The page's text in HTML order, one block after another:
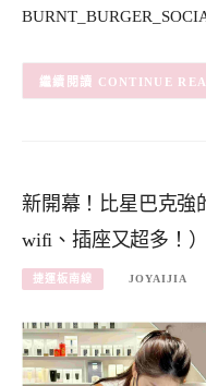
CONTINUE
新開幕！比星巴克強
wifi、插座又超多！）
捷運板南線 JOYAIJIA